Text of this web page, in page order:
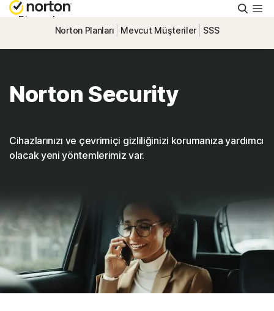
Bireysel
Destek
Ücretsiz Deneyin
Oturum Aç
Norton Planları Mevcut Müşteriler SSS
Norton Security
Cihazlarınızı ve çevrimiçi gizliliğinizi korumanıza yardımcı
olacak yeni yöntemlerimiz var.